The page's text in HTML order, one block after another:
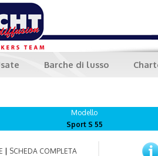
Barche di lusso
Modello
Sport S 55
SCHEDA COMPLETA